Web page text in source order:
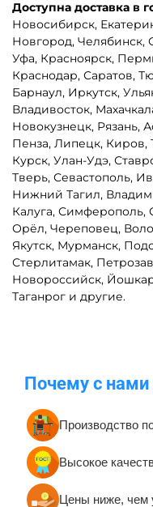
Доступна доставка в
Новосибирск,
Новгород, Челябинск,
Уфа, Красноярск,
Краснодар, Саратов,
Барнаул, Иркутск,
Владивосток,
Новокузнецк, Рязань,
Пенза, Липецк, Киров,
Курск, Улан-Удэ,
Тверь, Севастополь,
Нижний Тагил,
Калуга, Симферополь,
Орёл, Череповец,
Якутск, Мурманск,
Стерлитамак,
Новороссийск,
Таганрог и другие.
Почему с нами
Производство
Высокое
Цены ниже, чем